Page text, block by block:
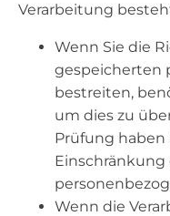
Verarbeitung
Wenn Sie die
gespeicherten
bestreiten,
um dies zu
Prüfung haben
Einschränkung
Wenn die